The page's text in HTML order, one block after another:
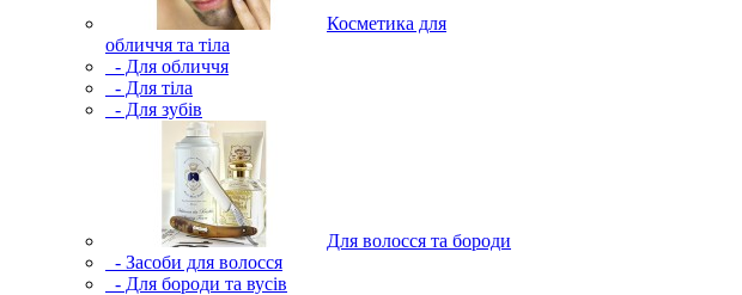
Косметика для
обличчя та тіла
- Для обличчя
- Для тіла
- Для зубів
Для волосся та бороди
- Засоби для волосся
- Для бороди та вусів